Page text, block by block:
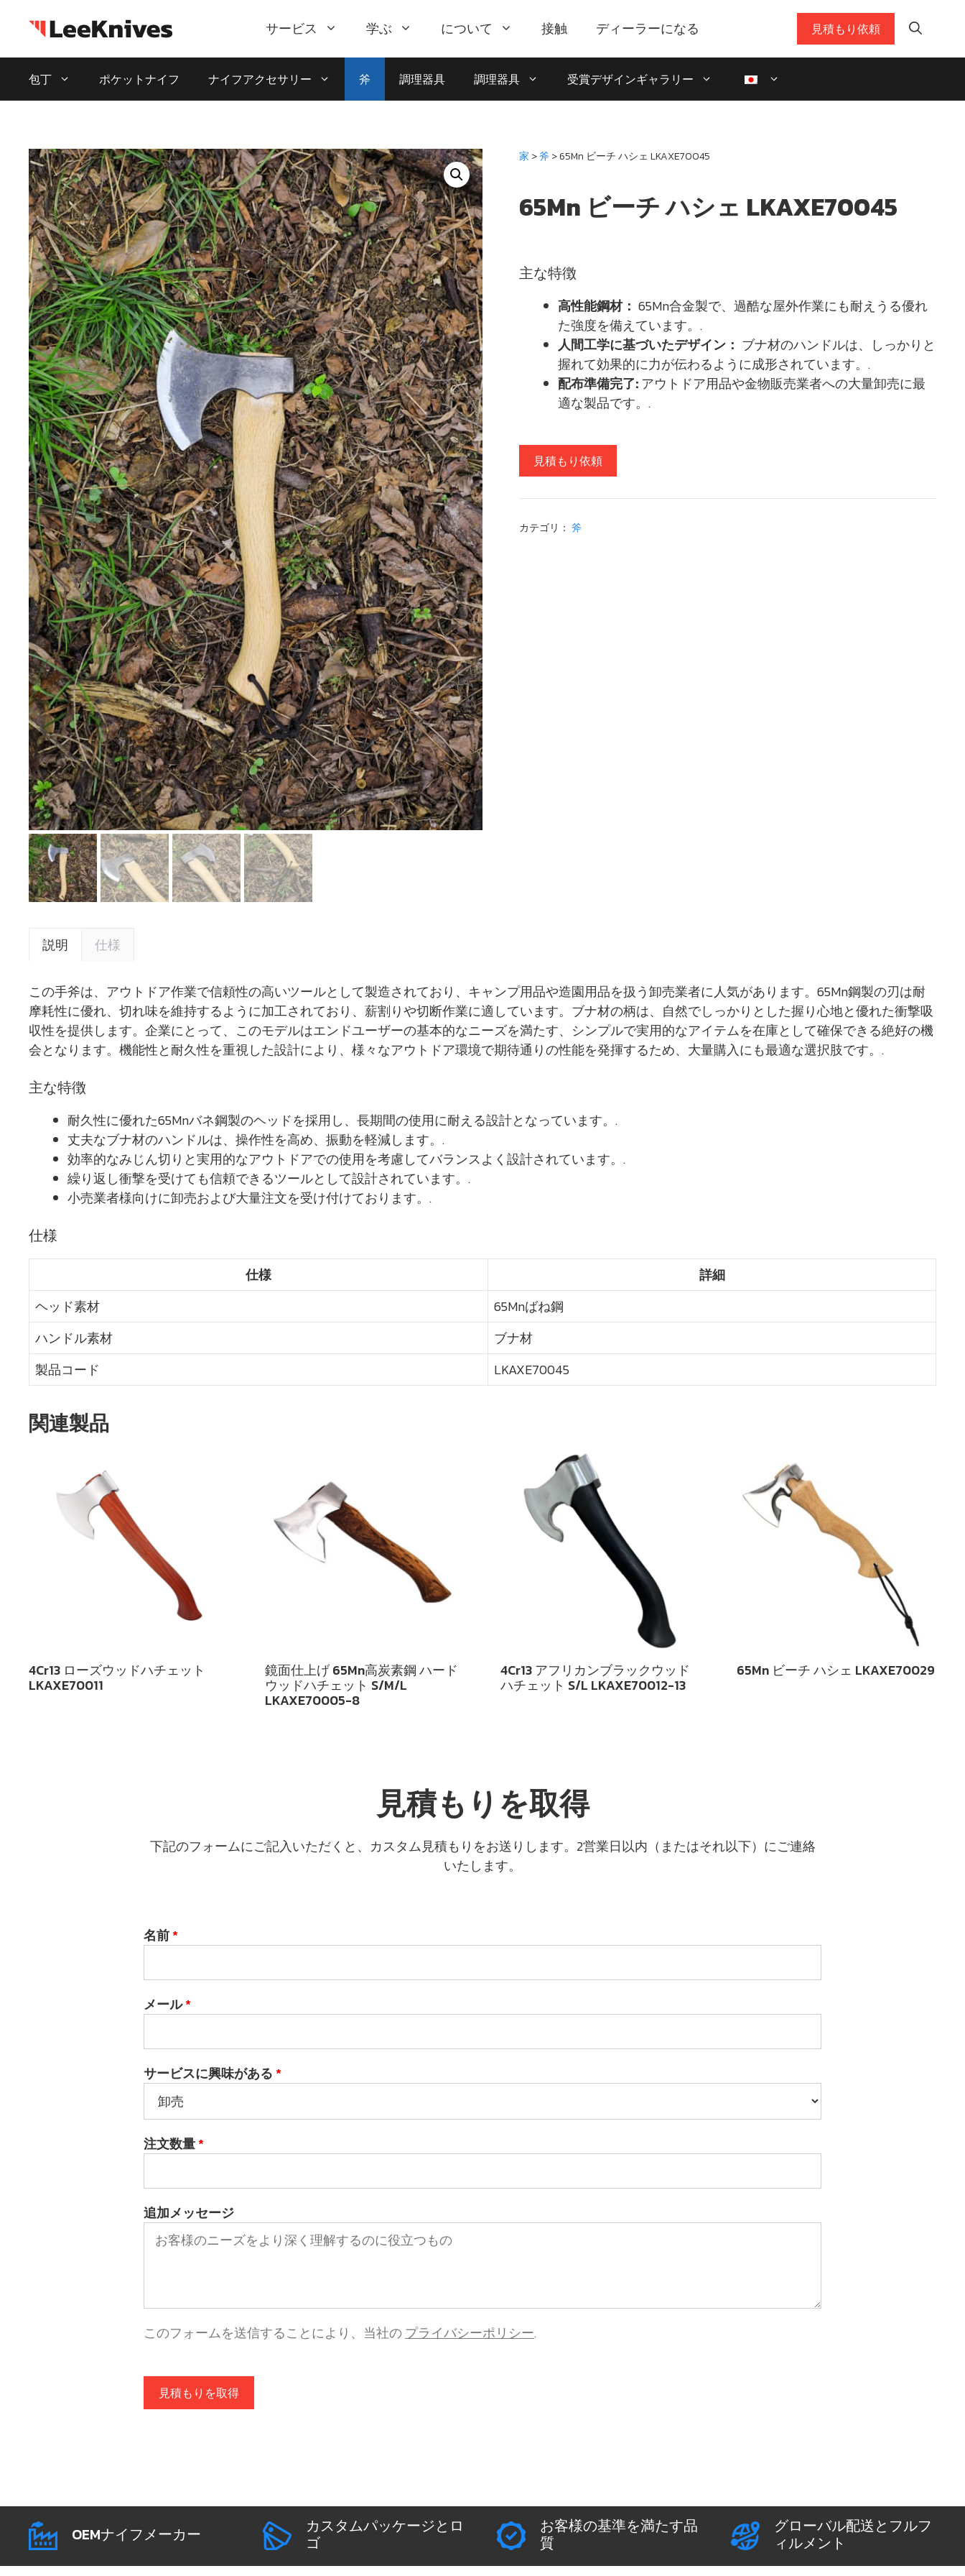
に
サービス 学ぶ について 接触 ディーラーになる 見積もり依頼
包丁 ポケットナイフ ナイフアクセサリー 斧 調理器具 調理器具 受賞デザインギャラリー
家 >斧 > 65Mn ビーチ ハシェ LKAXE70045
65Mn ビーチ ハシェ LKAXE70045
主な特徴
高性能鋼材： 65Mn合金製で、過酷な屋外作業にも耐えうる優れ
た強度を備えています。.
人間工学に基づいたデザイン： ブナ材のハンドルは、しっかりと
握れて効果的に力が伝わるように成形されています。.
配布準備完了:アウトドア用品や金物販売業者への大量卸売に最
適な製品です。.
見積もり依頼
カテゴリ： 斧
説明 仕様
この手斧は、アウトドア作業で信頼性の高いツールとして製造されており、キャンプ用品や造園用品を扱う卸売業者に人気があります。65Mn鋼製の刃は耐
摩耗性に優れ、切れ味を維持するように加工されており、薪割りや切断作業に適しています。ブナ材の柄は、自然でしっかりとした握り心地と優れた衝撃吸
収性を提供します。企業にとって、このモデルはエンドユーザーの基本的なニーズを満たす、シンプルで実用的なアイテムを在庫として確保できる絶好の機
会となります。機能性と耐久性を重視した設計により、様々なアウトドア環境で期待通りの性能を発揮するため、大量購入にも最適な選択肢です。.
主な特徴
耐久性に優れた65Mnバネ鋼製のヘッドを採用し、長期間の使用に耐える設計となっています。.
丈夫なブナ材のハンドルは、操作性を高め、振動を軽減します。.
効率的なみじん切りと実用的なアウトドアでの使用を考慮してバランスよく設計されています。.
繰り返し衝撃を受けても信頼できるツールとして設計されています。.
小売業者様向けに卸売および大量注文を受け付けております。.
仕様
仕様
詳細
ヘッド素材
65Mnばね鋼
ハンドル素材
ブナ材
製品コード
LKAXE70045
関連製品
4Cr13 ローズウッドハチェット
LKAXE70011
鏡面仕上げ 65Mn高炭素鋼 ハード
ウッドハチェット S/M/L
LKAXE70005-8
4Cr13 アフリカンブラックウッド
ハチェット S/L LKAXE70012-13
65Mn ビーチ ハシェ LKAXE70029
見積もりを取得
下記のフォームにご記入いただくと、カスタム見積もりをお送りします。2営業日以内（またはそれ以下）にご連絡
いたします。
名前*
メール*
サービスに興味がある*
注文数量*
追加メッセージ
このフォームを送信することにより、当社の プライバシーポリシー.
見積もりを取得
OEMナイフメーカー
カスタムパッケージとロ
ゴ
お客様の基準を満たす品
質
グローバル配送とフルフ
ィルメント